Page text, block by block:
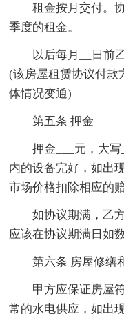
租金按月交付。
季度的租金。
以后每月__日前
(该房屋租赁协议付款
体情况变通)
第五条 押金
押金___元，大
内的设备完好，如出
市场价格扣除相应的
如协议期满，乙
应该在协议期满日如
第六条 房屋修缮
甲方应保证房屋
常的水电供应，如出